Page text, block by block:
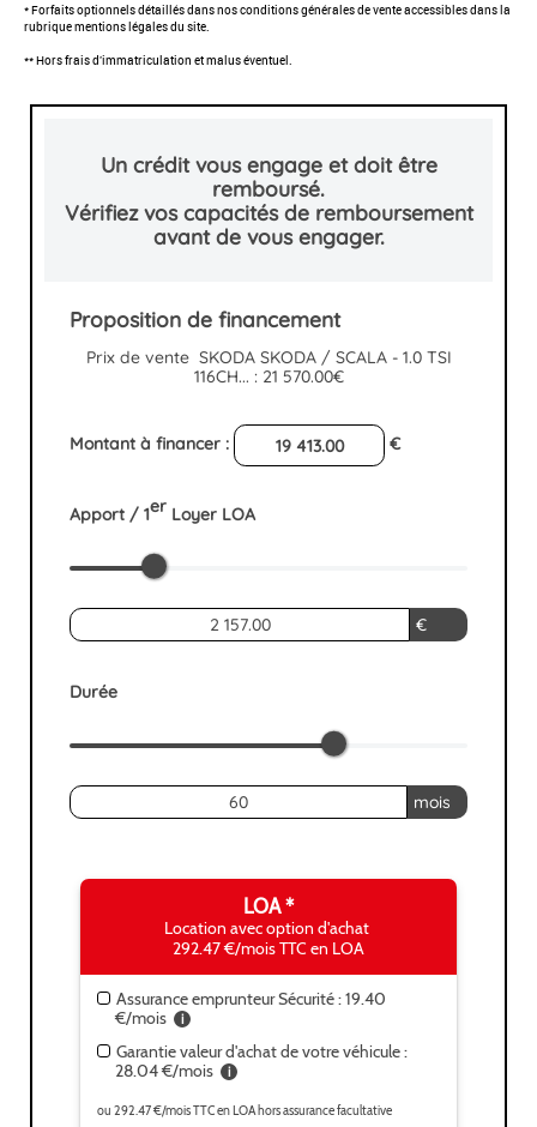
* Forfaits optionnels détaillés dans nos conditions générales de vente accessibles dans la
rubrique mentions légales du site.
** Hors frais d'immatriculation et malus éventuel.